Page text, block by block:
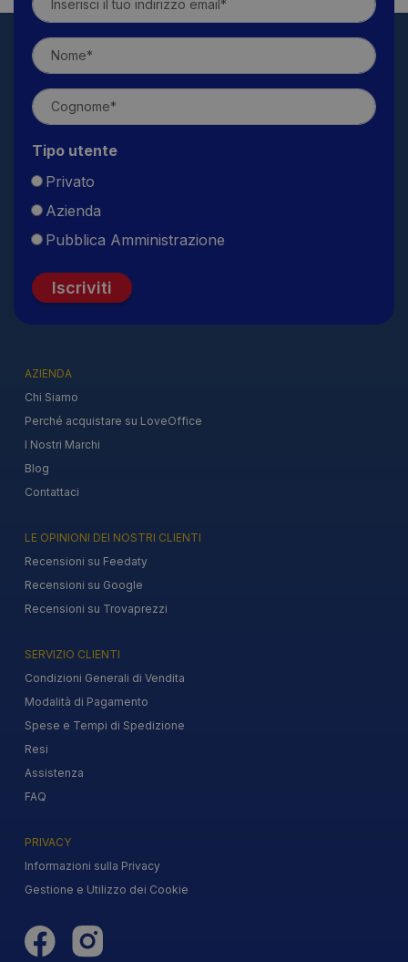
Tipo utente
Privato
Azienda
Pubblica Amministrazione
Iscriviti
AZIENDA
Chi Siamo
Perché acquistare su LoveOffice
I Nostri Marchi
Blog
Contattaci
LE OPINIONI DEI NOSTRI CLIENTI
Recensioni su Feedaty
Recensioni su Google
Recensioni su Trovaprezzi
SERVIZIO CLIENTI
Condizioni Generali di Vendita
Modalità di Pagamento
Spese e Tempi di Spedizione
Resi
Assistenza
FAQ
PRIVACY
Informazioni sulla Privacy
Gestione e Utilizzo dei Cookie